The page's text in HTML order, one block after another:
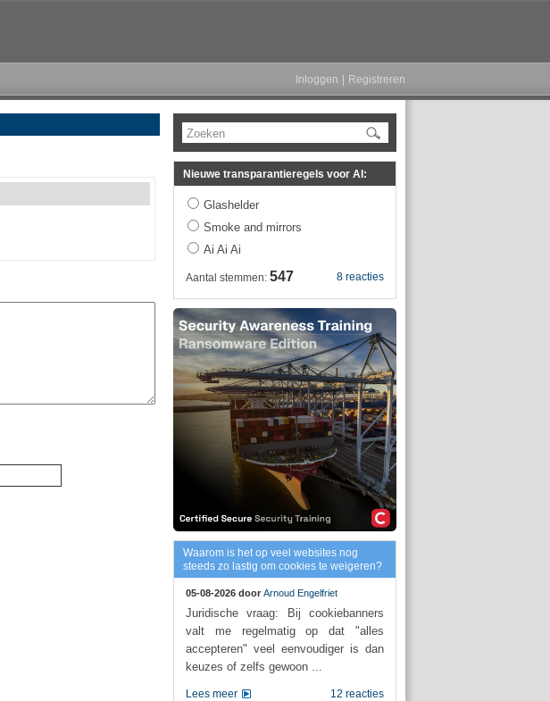
Inloggen Registreren
Zoeken
Nieuwe transparantieregels voor AI:
Glashelder
Smoke and mirrors
Ai Ai Ai
8 reacties
Aantal stemmen: 547
Waarom is het op veel websites nog
steeds zo lastig om cookies te weigeren?
05-08-2026 door Arnoud Engelfriet
Juridische vraag: Bij cookiebanners
valt me regelmatig op dat "alles
accepteren" veel eenvoudiger is dan
keuzes of zelfs gewoon ...
12 reacties
Lees meer